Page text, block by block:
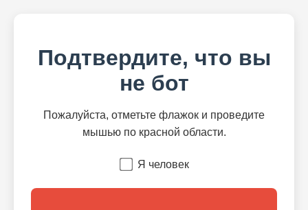
Подтвердите, что вы
не бот
Пожалуйста, отметьте флажок и проведите
мышью по красной области.
Я человек